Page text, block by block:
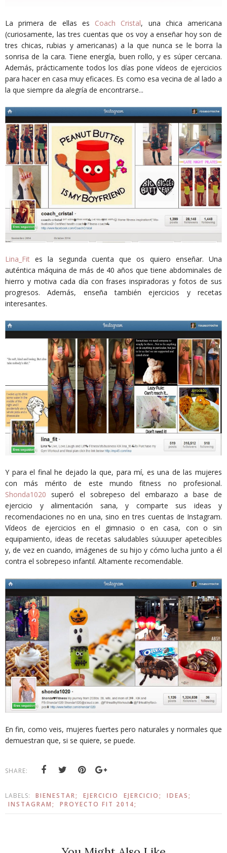
La primera de ellas es Coach Cristal, una chica americana
(curiosamente, las tres cuentas que os voy a enseñar hoy son de
tres chicas, rubias y americanas) a la que nunca se le borra la
sonrisa de la cara. Tiene energía, buen rollo, y es súper cercana.
Además, prácticamente todos los días pone vídeos de ejercicios
para hacer en casa muy eficaces. Es como esa vecina de al lado a
la que siempre da alegría de encontrarse...
Lina_Fit es la segunda cuenta que os quiero enseñar. Una
auténtica máquina de más de 40 años que tiene abdominales de
hierro y motiva cada día con frases inspiradoras y fotos de sus
progresos. Además, enseña también ejercicios y recetas
interesantes.
Y para el final he dejado la que, para mí, es una de las mujeres
con más mérito de este mundo fitness no profesional.
Shonda1020 superó el sobrepeso del embarazo a base de
ejercicio y alimentación sana, y comparte sus ideas y
recomendaciones no en una, sino en tres cuentas de Instagram.
Vídeos de ejercicios en el gimnasio o en casa, con o sin
equipamiento, ideas de recetas saludables súuuuper apetecibles
y, de vez en cuando, imágenes de su hijo y cómo lucha junto a él
contra el sobrepeso infantil. Altamente recomendable.
En fin, como veis, mujeres fuertes pero naturales y normales que
demuestran que, si se quiere, se puede.
SHARE:
LABELS: BIENESTAR; EJERCICIO EJERCICIO;
IDEAS;
INSTAGRAM;
PROYECTO FIT 2014;